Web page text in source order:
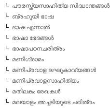
പൗരസ്ത്യസാഹിത്യ സിദ്ധാന്തങ്ങള്‍
ബ്രഹൂയി ഭാഷ
ഭാഷ എന്നാല്‍
ഭാഷാ ഭേദങ്ങള്‍
ഭാഷാപഠനചരിത്രം
മണിഗ്രാമം
മണിപ്രവാള ലഘുകാവ്യങ്ങള്‍
മണിപ്രവാളസാഹിത്യം
മതിലകം രേഖകള്‍
മലയാളം അച്ചടിയുടെ ചരിത്രം